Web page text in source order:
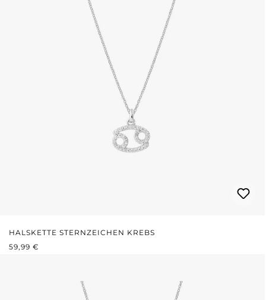
HALSKETTE STERNZEICHEN KREBS
REGULÄRER PREIS:
59,99 €